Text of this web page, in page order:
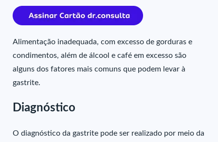
Alimentação inadequada, com excesso de gorduras e
condimentos, além de álcool e café em excesso são
alguns dos fatores mais comuns que podem levar à
gastrite.
Diagnóstico
O diagnóstico da gastrite pode ser realizado por meio da